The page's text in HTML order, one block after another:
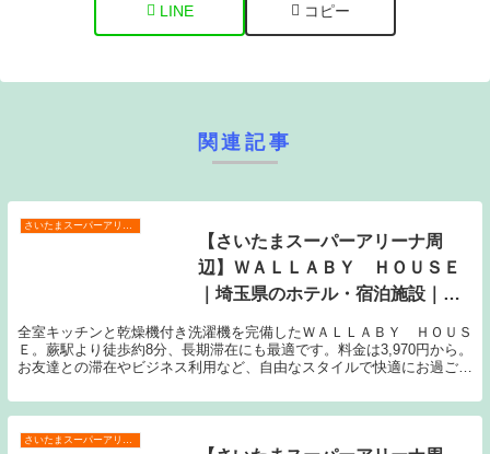
LINE コピー
関連記事
さいたまスーパーアリーナ周辺
【さいたまスーパーアリーナ周
辺】ＷＡＬＬＡＢＹ ＨＯＵＳＥ
｜埼玉県のホテル・宿泊施設｜
全室キッチンと乾燥機付き洗濯機を完備したＷＡＬＬＡＢＹ ＨＯＵＳ
Ｅ。蕨駅より徒歩約8分、長期滞在にも最適です。料金は3,970円から。
お友達との滞在やビジネス利用など、自由なスタイルで快適にお過ごし
さいたまスーパーアリーナ周辺